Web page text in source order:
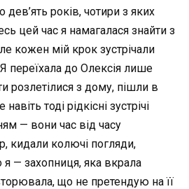
років, чотири з яких
цей час я намагалася знайти з
кожен мій крок зустрічали
переїхала до Олексія лише
розлетілися з дому, пішли в
тоді рідкісні зустрічі
— вони час від часу
кидали колючі погляди,
я — захопниця, яка вкрала
що не претендую на її